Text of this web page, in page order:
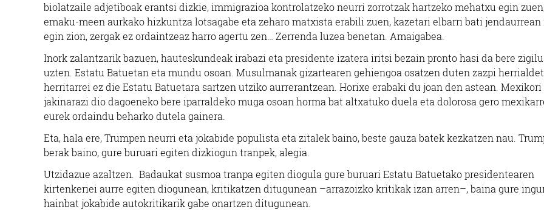
biolatzaile adjetiboak erantsi dizkie, immigrazioa kontrolatzeko neurri zorrotzak hartzeko mehatxu egin
emaku-meen aurkako hizkuntza lotsagabe eta zeharo matxista erabili zuen, kazetari elbarri bati jendaurrean
egin zion, zergak ez ordaintzeaz harro agertu zen… Zerrenda luzea benetan. Amaigabea.
Inork zalantzarik bazuen, hauteskundeak irabazi eta presidente izatera iritsi bezain pronto hasi da bere
uzten. Estatu Batuetan eta mundu osoan. Musulmanak gizartearen gehiengoa osatzen duten zazpi
herritarrei ez die Estatu Batuetara sartzen utziko aurrerantzean. Horixe erabaki du joan den astean. Mexikori
jakinarazi dio dagoeneko bere iparraldeko muga osoan horma bat altxatuko duela eta dolorosa gero
eurek ordaindu beharko dutela gainera.
Eta, hala ere, Trumpen neurri eta jokabide populista eta zitalek baino, beste gauza batek kezkatzen nau.
berak baino, gure buruari egiten dizkiogun tranpek, alegia.
Utzidazue azaltzen. Badaukat susmoa tranpa egiten diogula gure buruari Estatu Batuetako presidentearen
kirtenkeriei aurre egiten diogunean, kritikatzen ditugunean –arrazoizko kritikak izan arren–, baina gure
hainbat jokabide autokritikarik gabe onartzen ditugunean.